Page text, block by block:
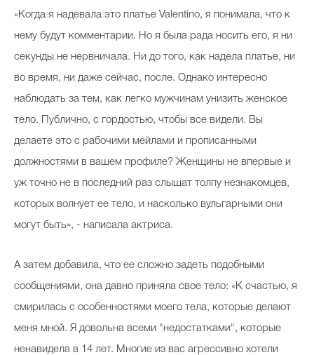
«Когда я надевала это платье Valentino, я понимала, что к
нему будут комментарии. Но я была рада носить его, я ни
секунды не нервничала. Ни до того, как надела платье, ни
во время, ни даже сейчас, после. Однако интересно
наблюдать за тем, как легко мужчинам унизить женское
тело. Публично, с гордостью, чтобы все видели. Вы
делаете это с рабочими мейлами и прописанными
должностями в вашем профиле? Женщины не впервые и
уж точно не в последний раз слышат толпу незнакомцев,
которых волнует ее тело, и насколько вульгарными они
могут быть», - написала актриса.
А затем добавила, что ее сложно задеть подобными
сообщениями, она давно приняла свое тело: «К счастью, я
смирилась с особенностями моего тела, которые делают
меня мной. Я довольна всеми "недостатками", которые
ненавидела в 14 лет. Многие из вас агрессивно хотели